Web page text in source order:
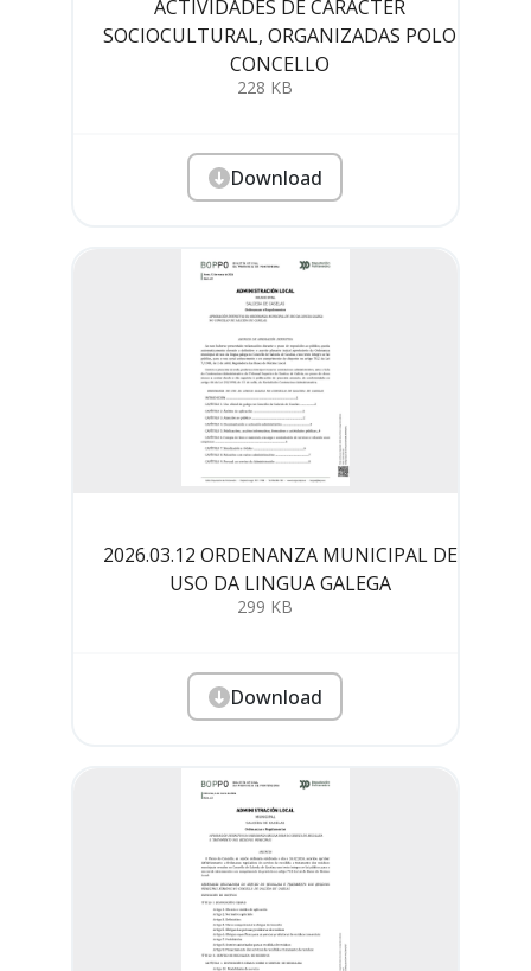
ACTIVIDADES DE CARÁCTER
SOCIOCULTURAL, ORGANIZADAS POLO
CONCELLO
228 KB
Download
2026.03.12 ORDENANZA MUNICIPAL DE
USO DA LINGUA GALEGA
299 KB
Download